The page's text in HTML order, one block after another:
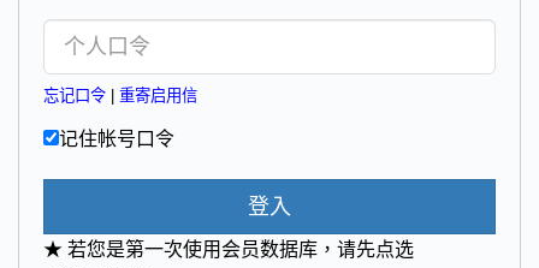
忘记口令 重寄启用信
记住帐号口令
登入
★ 若您是第一次使用会员数据库，请先点选